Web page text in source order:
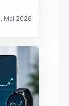
Mai 2026